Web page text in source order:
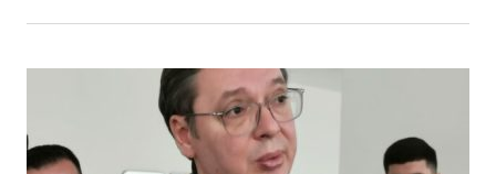
Comment*
Your Name